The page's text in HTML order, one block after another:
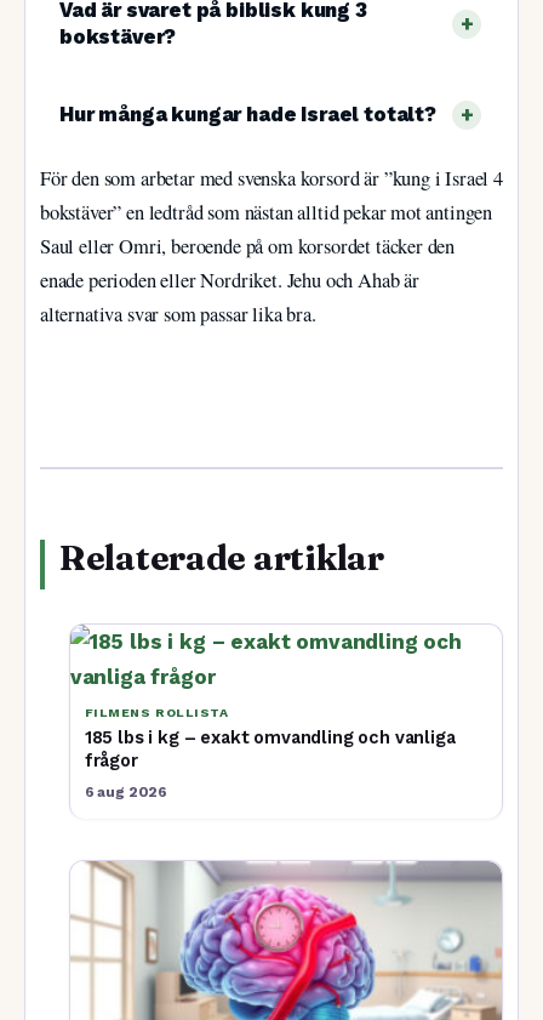
Vad är svaret på biblisk kung 3
bokstäver?
Hur många kungar hade Israel totalt?
För den som arbetar med svenska korsord är ”kung i Israel 4
bokstäver” en ledtråd som nästan alltid pekar mot antingen
Saul eller Omri, beroende på om korsordet täcker den
enade perioden eller Nordriket. Jehu och Ahab är
alternativa svar som passar lika bra.
Relaterade artiklar
FILMENS ROLLISTA
185 lbs i kg – exakt omvandling och vanliga
frågor
6 aug 2026